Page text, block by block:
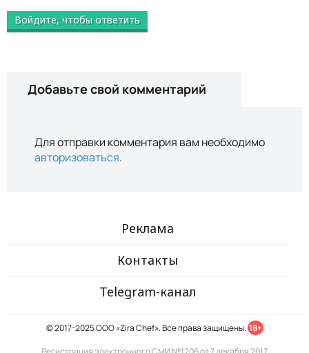
Войдите, чтобы ответить
Добавьте свой комментарий
Для отправки комментария вам необходимо
авторизоваться.
Реклама
Контакты
Telegram-канал
© 2017-2025 ООО «Zira Chef». Все права защищены. 18+